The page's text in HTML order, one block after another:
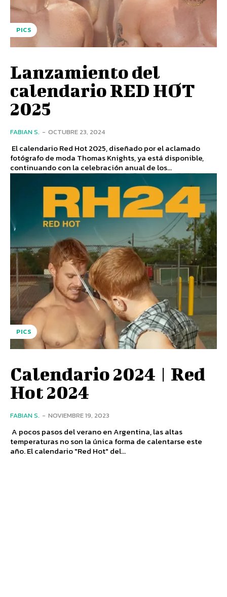
PICS
Lanzamiento del
calendario RED HOT
2025
FABIAN S. - OCTUBRE 23, 2024
El calendario Red Hot 2025, diseñado por el aclamado
fotógrafo de moda Thomas Knights, ya está disponible,
continuando con la celebración anual de los...
PICS
Calendario 2024 | Red
Hot 2024
FABIAN S. - NOVIEMBRE 19, 2023
A pocos pasos del verano en Argentina, las altas
temperaturas no son la única forma de calentarse este
año. El calendario "Red Hot" del...